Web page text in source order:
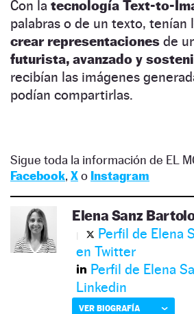
Con la tecnología Text-to-
palabras o de un texto, tenían
crear representaciones de
futurista, avanzado y
recibían las imágenes
podían compartirlas.
Sigue toda la información de EL
Facebook, Xo Instagram
Elena Sanz
Perfil de Elena
en Twitter
Perfil de Elena
Linkedin
VER BIOGRAFÍA